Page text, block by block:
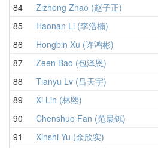
84 Zizheng Zhao (赵子正)
85 Haonan Li (李浩楠)
86 Hongbin Xu (许鸿彬)
87 Zeen Bao (包泽恩)
88 Tianyu Lv (吕天宇)
89 Xi Lin (林熙)
90 Chenshuo Fan (范晨铄)
91 Xinshi Yu (余欣实)